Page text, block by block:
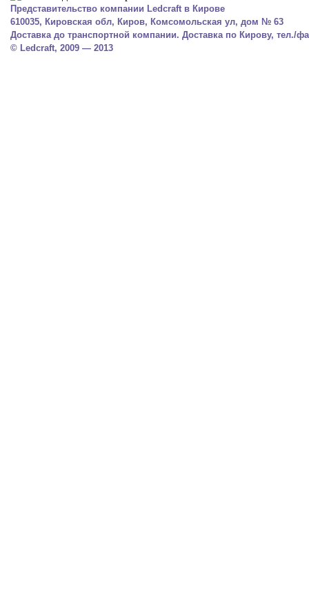
Представительство компании Ledcraft в Кирове
610035, Кировская обл, Киров, Комсомольская ул, дом № 63
Доставка до транспортной компании. Доставка по Кирову, тел./
© Ledcraft, 2009 — 2013